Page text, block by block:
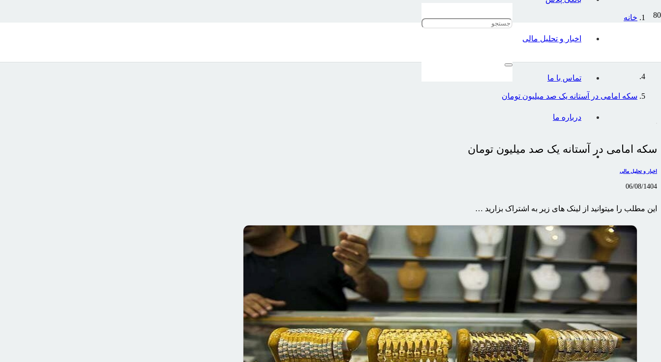
اخبار و تحلیل مالی
تماس با ما
درباره ما
خانه
سکه امامی در آستانه یک صد میلیون تومان
سکه امامی در آستانه یک صد میلیون تومان
اخبار و تحلیل مالی
06/08/1404
این مطلب را میتوانید از لینک های زیر به اشتراک بزارید …